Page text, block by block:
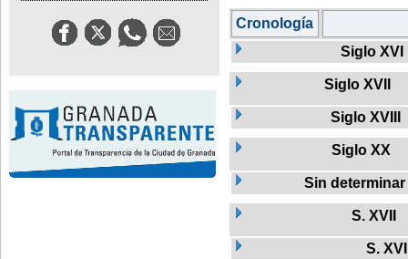
Cronología
Siglo XVI
Siglo XVII
Siglo XVIII
Siglo XX
Sin determinar
S. XVII
S.